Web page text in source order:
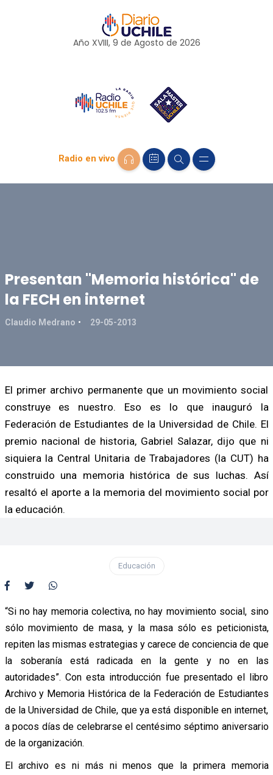
Año XVIII, 9 de Agosto de 2026
Radio en vivo
Presentan "Memoria histórica" de
la FECH en internet
Claudio Medrano 29-05-2013
El primer archivo permanente que un movimiento social
construye es nuestro. Eso es lo que inauguró la
Federación de Estudiantes de la Universidad de Chile. El
premio nacional de historia, Gabriel Salazar, dijo que ni
siquiera la Central Unitaria de Trabajadores (la CUT) ha
construido una memoria histórica de sus luchas. Así
resaltó el aporte a la memoria del movimiento social por
la educación.
Educación
“Si no hay memoria colectiva, no hay movimiento social, sino
sólo movimiento de masa, y la masa sólo es peticionista,
repiten las mismas estrategias y carece de conciencia de que
la soberanía está radicada en la gente y no en las
autoridades”. Con esta introducción fue presentado el libro
Archivo y Memoria Histórica de la Federación de Estudiantes
de la Universidad de Chile, que ya está disponible en internet,
a pocos días de celebrarse el centésimo séptimo aniversario
de la organización.
El archivo es ni más ni menos que la primera memoria